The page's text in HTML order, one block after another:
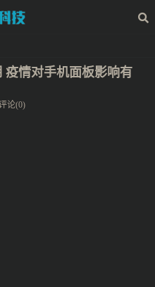
疫情对手机面板影响有
论(0)